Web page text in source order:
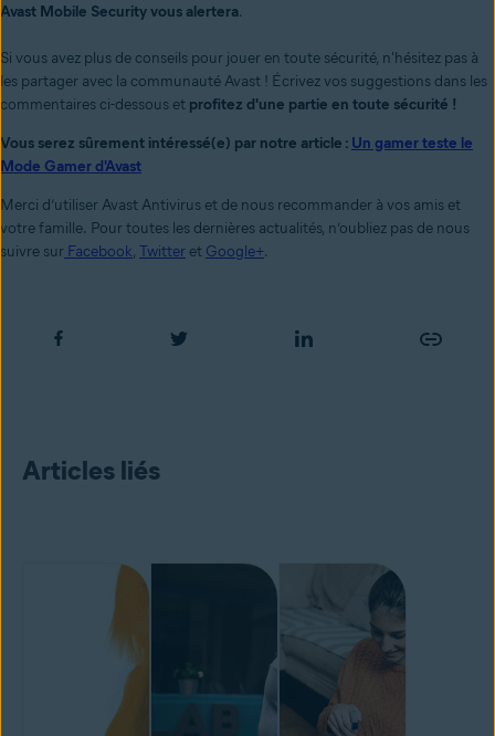
Avast Mobile Security vous alertera.
Si vous avez plus de conseils pour jouer en toute sécurité, n'hésitez pas à
les partager avec la communauté Avast ! Écrivez vos suggestions dans les
commentaires ci-dessous et profitez d'une partie en toute sécurité !
Vous serez sûrement intéressé(e) par notre article : Un gamer teste le
Mode Gamer d'Avast
Merci d’utiliser Avast Antivirus et de nous recommander à vos amis et
votre famille. Pour toutes les dernières actualités, n’oubliez pas de nous
suivre sur Facebook, Twitter et Google+.
Articles liés